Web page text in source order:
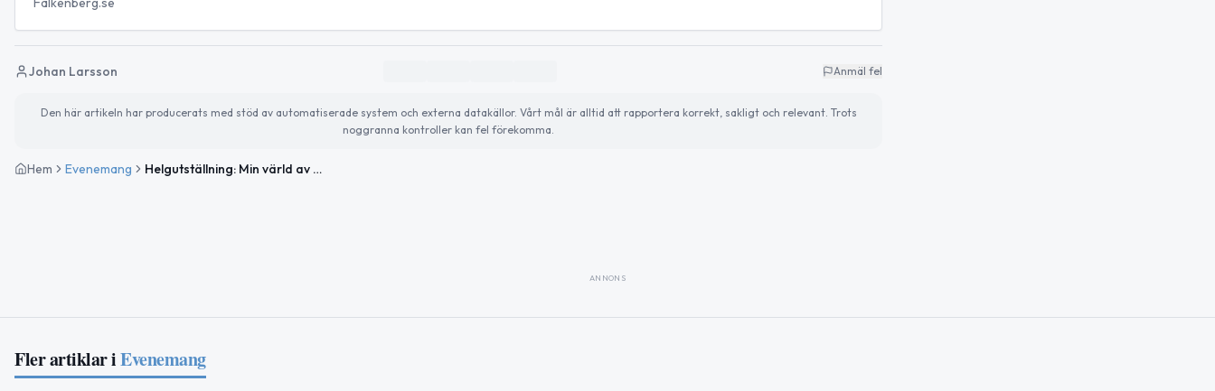
Johan Larsson Anmäl fel
Den här artikeln har producerats med stöd av automatiserade system och externa datakällor. Vårt mål är alltid att rapportera korrekt, sakligt och relevant. Trots
noggranna kontroller kan fel förekomma.
Hem Evenemang Helgutställning: Min värld av teckningar och tavlor
ANNONS
Fler artiklar iEvenemang